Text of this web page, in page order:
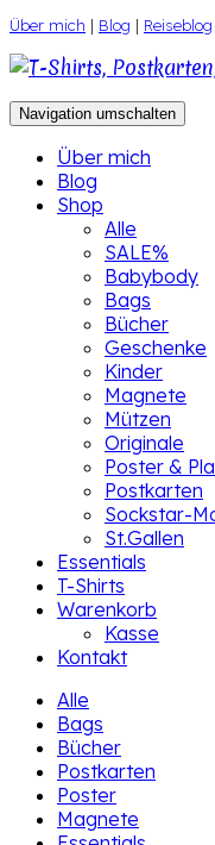
Zum
Inhalt
springen
Über mich | Blog | Reiseblog
Navigation umschalten
Über mich
Blog
Shop
Alle
SALE%
Babybody
Bags
Bücher
Geschenke
Kinder
Magnete
Mützen
Originale
Poster &
Postkarten
Sockstar-
St.Gallen
Essentials
T-Shirts
Warenkorb
Kasse
Kontakt
Alle
Bags
Bücher
Postkarten
Poster
Magnete